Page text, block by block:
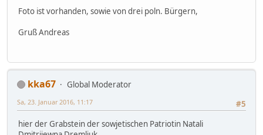
Foto ist vorhanden, sowie von drei poln. Bürgern,
Gruß Andreas
kka67
Global Moderator
#5
Sa, 23. Januar 2016, 11:17
hier der Grabstein der sowjetischen Patriotin Natali